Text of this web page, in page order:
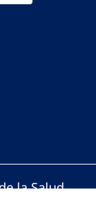
la Salud